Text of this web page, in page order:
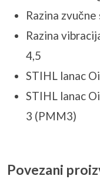
Razina
Razina
4,5
STIHL lanac
STIHL lanac
3 (PMM3)
Povezani